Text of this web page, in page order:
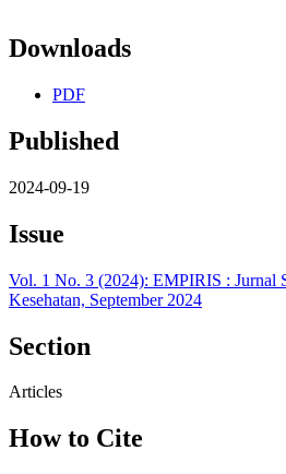
Downloads
PDF
Published
2024-09-19
Issue
Vol. 1 No. 3 (2024): EMPIRIS : Jurnal
Kesehatan, September 2024
Section
Articles
How to Cite